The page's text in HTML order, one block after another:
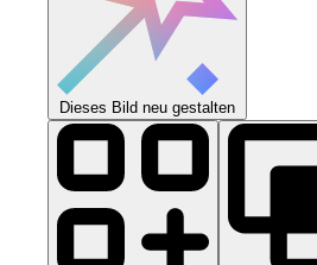
Dieses Bild neu gestalten